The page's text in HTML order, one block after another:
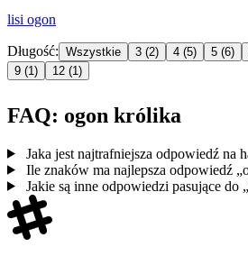
lisi ogon
Długość: Wszystkie 3 (2) 4 (5) 5 (6)
9 (1) 12 (1)
FAQ: ogon królika
Jaka jest najtrafniejsza odpowiedź na
Ile znaków ma najlepsza odpowiedź
Jakie są inne odpowiedzi pasujące do